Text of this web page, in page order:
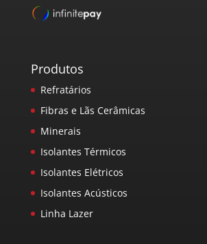
Produtos
Refratários
Fibras e Lãs Cerâmicas
Minerais
Isolantes Térmicos
Isolantes Elétricos
Isolantes Acústicos
Linha Lazer